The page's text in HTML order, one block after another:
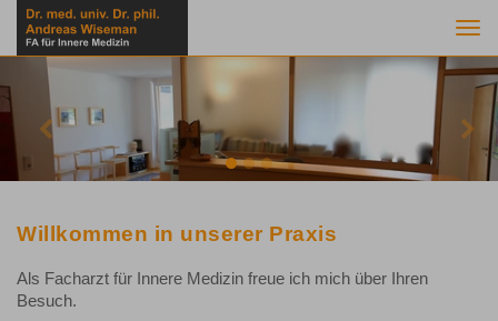
Previous
Willkommen in unserer Praxis
Als Facharzt für Innere Medizin freue ich mich über Ihren
Besuch.